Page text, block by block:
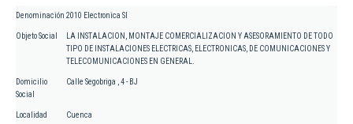
Denominación 2010 Electronica Sl
Objeto Social
LA INSTALACION, MONTAJE COMERCIALIZACION Y ASESORAMIENTO DE TODO
TIPO DE INSTALACIONES ELECTRICAS, ELECTRONICAS, DE COMUNICACIONES Y
TELECOMUNICACIONES EN GENERAL.
Domicilio
Social
Calle Segobriga , 4 - BJ
Localidad Cuenca